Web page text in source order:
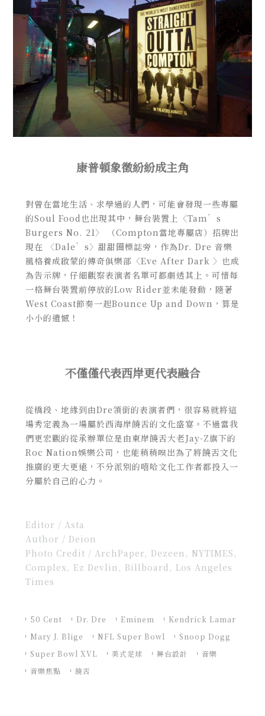
康普頓象徵紛紛成主角
對曾在當地生活、求學過的人們，可能會發現一些專屬
的Soul Food也出現其中，舞台裝置上〈Tam’s
Burgers No. 21〉 （Compton當地專屬店）招牌出
現在 〈Dale’s〉甜甜圈標誌旁，作為Dr. Dre 音樂
風格養成啟蒙的傳奇俱樂部〈Eve After Dark 〉也成
為告示牌，仔細觀察表演者名單可都劇透其上。可惜每
一格舞台裝置前停放的Low Rider並未能發動，隨著
West Coast節奏一起Bounce Up and Down，算是
小小的遺憾！
不僅僅代表西岸更代表融合
從橋段、地緣到由Dre領銜的表演者們，很容易就將這
場秀定義為一場屬於西海岸饒舌的文化盛宴。不過當我
們更宏觀的從承辦單位是由東岸饒舌大老Jay-Z旗下的
Roc Nation娛樂公司，也能稍稍嗅出為了將饒舌文化
推廣的更大更遠，不分派別的嘻哈文化工作者都投入一
分屬於自己的心力。
Editor / Asta
Author / Deion
Photo Credit / ArchPaper, Dezeen, NYTIMES,
Complex, Ez Devlin, Billboard, Los Angeles
Times
50 Cent Dr. Dre Eminem
Kendrick Lamar
Mary J. Blige
NFL Super Bowl
Snoop Dogg
Super Bowl XVL
美式足球 舞台設計
音樂
音樂焦點
饒舌